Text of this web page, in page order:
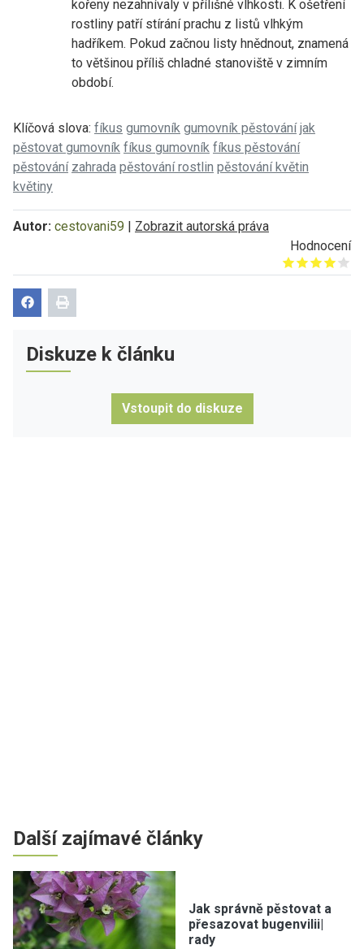
kořeny nezahnívaly v přílišné vlhkosti. K ošetření
rostliny patří stírání prachu z listů vlhkým
hadříkem. Pokud začnou listy hnědnout, znamená
to většinou příliš chladné stanoviště v zimním
období.
Klíčová slova: fíkus gumovník gumovník pěstování jak
pěstovat gumovník fíkus gumovník fíkus pěstování
pěstování zahrada pěstování rostlin pěstování květin
květiny
Autor: cestovani59 | Zobrazit autorská práva
Hodnocení
Give it 1/5
Give it 2/5
Give it 3/5
Give it 4/5
Give it 5/5
Diskuze k článku
Vstoupit do diskuze
Další zajímavé články
Jak správně pěstovat a
přesazovat bugenvilii|
rady